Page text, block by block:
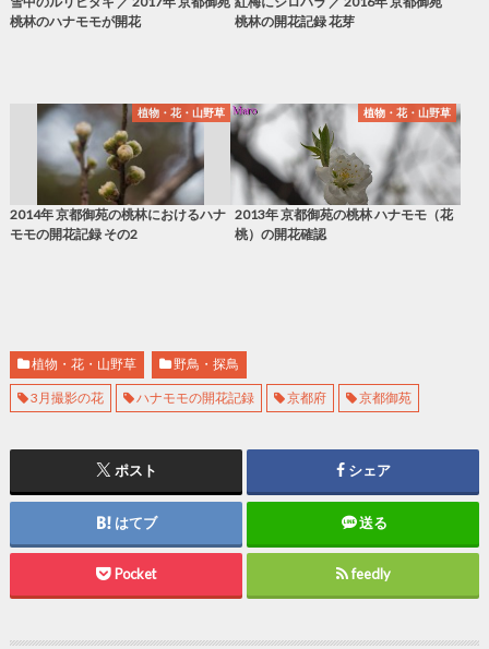
桃林のハナモモが開花
桃林の開花記録 花芽
植物・花・山野草
2014年 京都御苑の桃林におけるハナ
モモの開花記録 その2
植物・花・山野草
2013年 京都御苑の桃林 ハナモモ（花
桃）の開花確認
植物・花・山野草 野鳥・探鳥
3月撮影の花 ハナモモの開花記録 京都府 京都御苑
ポスト シェア
はてブ 送る
Pocket feedly